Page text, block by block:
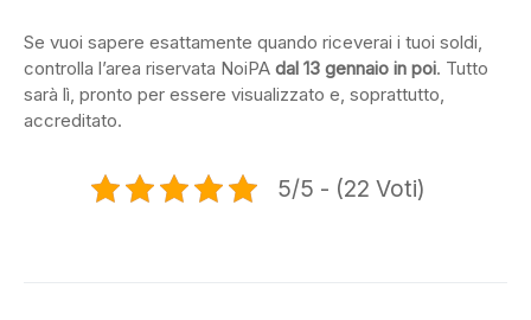
Se vuoi sapere esattamente quando riceverai i tuoi soldi,
controlla l’area riservata NoiPA dal 13 gennaio in poi. Tutto
sarà lì, pronto per essere visualizzato e, soprattutto,
accreditato.
5/5 - (22 Voti)